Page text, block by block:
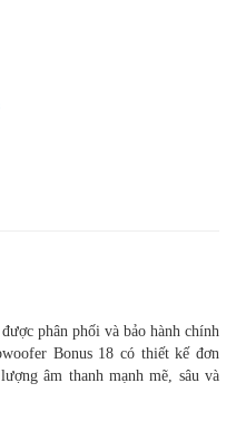
phân phối và bảo hành chính
Bonus 18 có thiết kế đơn
âm thanh mạnh mẽ, sâu và